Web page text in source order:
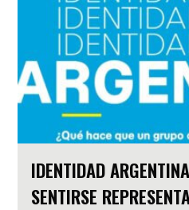
IDENTIDAD
SENTIRSE